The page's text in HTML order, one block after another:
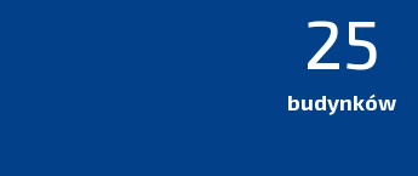
64
budynków